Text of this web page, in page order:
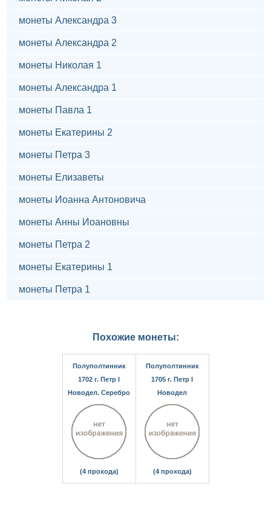
монеты Александра 3
монеты Александра 2
монеты Николая 1
монеты Александра 1
монеты Павла 1
монеты Екатерины 2
монеты Петра 3
монеты Елизаветы
монеты Иоанна Антоновича
монеты Анны Иоановны
монеты Петра 2
монеты Екатерины 1
монеты Петра 1
Похожие монеты:
Полуполтинник
1702 г. Петр I
Новодел. Серебро
(4 прохода)
Полуполтинник
1705 г. Петр I
Новодел
(4 прохода)